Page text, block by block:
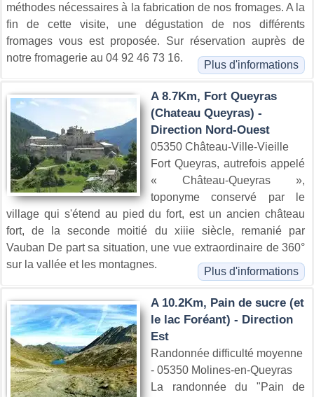
méthodes nécessaires à la fabrication de nos fromages. A la
fin de cette visite, une dégustation de nos différents
fromages vous est proposée. Sur réservation auprès de
notre fromagerie au 04 92 46 73 16.
Plus d'informations
A 8.7Km, Fort Queyras
(Chateau Queyras) -
Direction Nord-Ouest
05350 Château-Ville-Vieille
Fort Queyras, autrefois appelé
« Château-Queyras »,
toponyme conservé par le
village qui s'étend au pied du fort, est un ancien château
fort, de la seconde moitié du xiiie siècle, remanié par
Vauban De part sa situation, une vue extraordinaire de 360°
sur la vallée et les montagnes.
Plus d'informations
A 10.2Km, Pain de sucre (et
le lac Foréant) - Direction
Est
Randonnée difficulté moyenne
- 05350 Molines-en-Queyras
La randonnée du "Pain de